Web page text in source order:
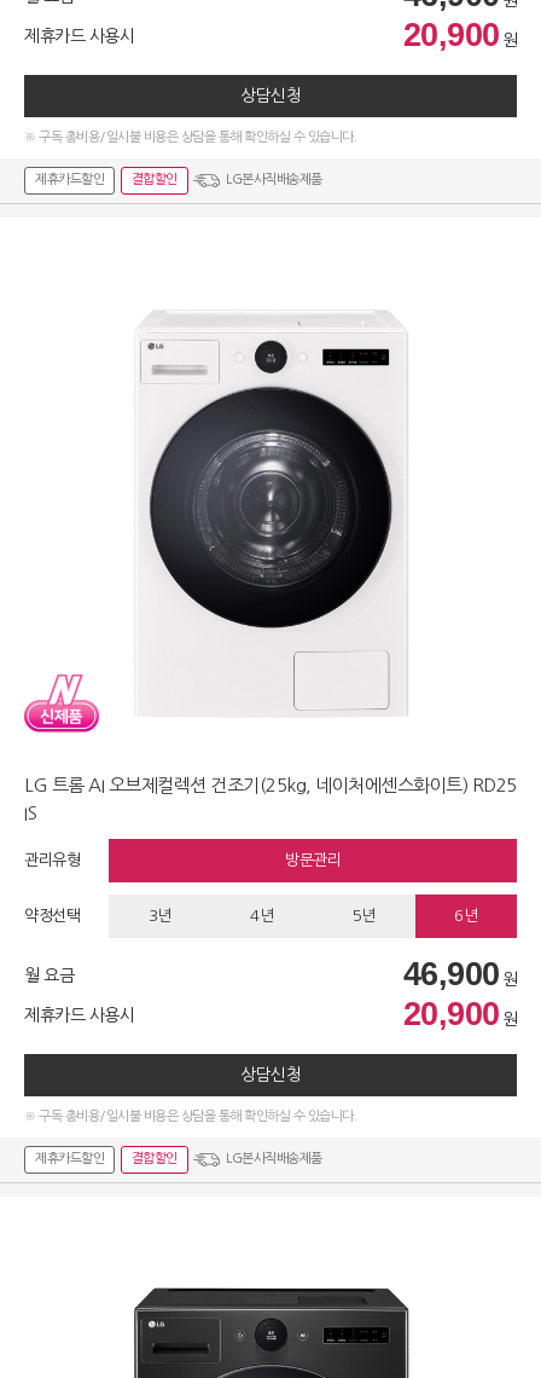
제휴카드 사용시 20,900 원
상담신청
※ 구독 총비용/일시불 비용은 상담을 통해 확인하실 수 있습니다.
제휴카드할인 결합할인 LG본사직배송제품
LG 트롬 AI 오브제컬렉션 건조기(25kg, 네이처에센스화이트) RD25
IS
관리유형 방문관리
약정선택 3년 4년 5년 6년
월 요금 46,900 원
제휴카드 사용시 20,900 원
상담신청
※ 구독 총비용/일시불 비용은 상담을 통해 확인하실 수 있습니다.
제휴카드할인 결합할인 LG본사직배송제품